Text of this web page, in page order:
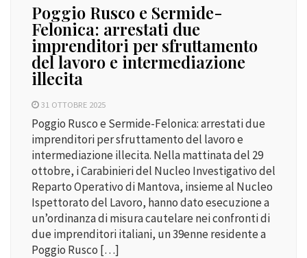
Poggio Rusco e Sermide-
Felonica: arrestati due
imprenditori per sfruttamento
del lavoro e intermediazione
illecita
31 OTTOBRE 2025
Poggio Rusco e Sermide-Felonica: arrestati due
imprenditori per sfruttamento del lavoro e
intermediazione illecita. Nella mattinata del 29
ottobre, i Carabinieri del Nucleo Investigativo del
Reparto Operativo di Mantova, insieme al Nucleo
Ispettorato del Lavoro, hanno dato esecuzione a
un’ordinanza di misura cautelare nei confronti di
due imprenditori italiani, un 39enne residente a
Poggio Rusco […]